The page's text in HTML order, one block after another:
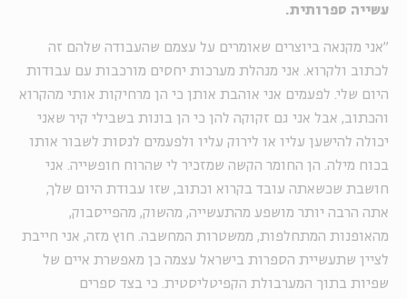
עשייה ספרותית.
"אני מקנאה ביוצרים שאומרים על עצמם שהעבודה שלהם זה
לכתוב ולקרוא. אני מנהלת מערכות יחסים מורכבות עם עבודות
היום שלי. לפעמים אני אוהבת אותן כי הן מרחיקות אותי מהקרוא
והכתוב, אבל אני גם זקוקה להן כי הן בונות בשבילי קיר שאני
יכולה להישען עליו או לירוק עליו ולפעמים לנסות לשבור אותו
בכוח מילה. הן החומר הקשה שמזכיר לי שהרוח חופשייה. אני
חושבת שכשאתה עובד בקרוא וכתוב, שזו עבודת היום שלך,
אתה הרבה יותר מושפע מהתעשייה, מהשוק, מהפייסבוק,
מהאופנות המתחלפות, ממשטרות המחשבה. חוץ מזה, אני חייבת
לציין שתעשיית הספרות בישראל עצמה כן מאפשרת איים של
שפיות בתוך המערבולת הקפיטליסטית. כי בצד ספרים